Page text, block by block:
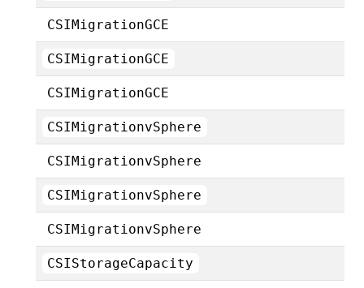
CSIMigrationGCE
CSIMigrationGCE
CSIMigrationGCE
CSIMigrationvSphere
CSIMigrationvSphere
CSIMigrationvSphere
CSIMigrationvSphere
CSIStorageCapacity